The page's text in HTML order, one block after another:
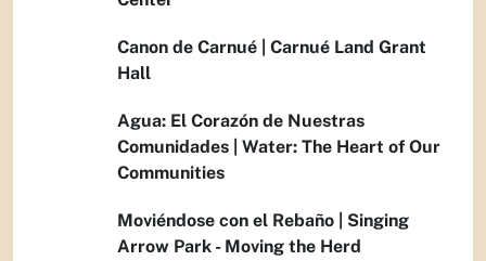
Canon de Carnué | Carnué Land Grant
Hall
Agua: El Corazón de Nuestras
Comunidades | Water: The Heart of Our
Communities
Moviéndose con el Rebaño | Singing
Arrow Park - Moving the Herd